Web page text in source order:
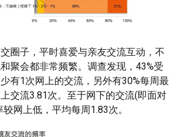
圈子，平时喜爱与亲友交流互动，不
聚会都非常频繁。调查发现，43%受
有1次网上的交流，另外有30%每周最
交流3.81次。至于网下的交流(即面对
网上低，平均每周1.83次。